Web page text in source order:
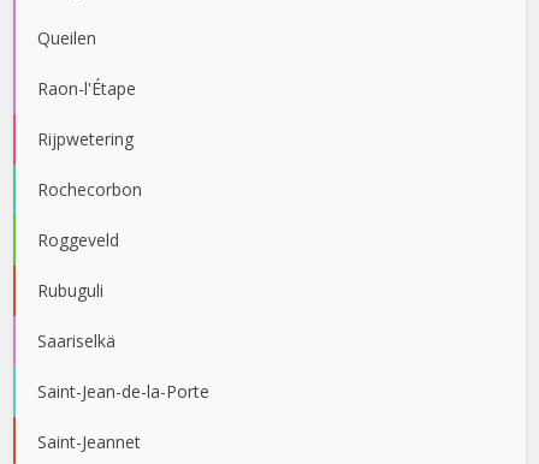
Queilen
Raon-l'Étape
Rijpwetering
Rochecorbon
Roggeveld
Rubuguli
Saariselkä
Saint-Jean-de-la-Porte
Saint-Jeannet